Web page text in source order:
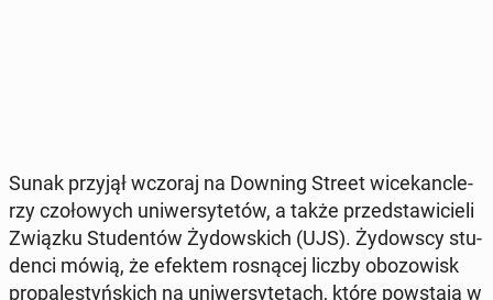
Sunak przyjął wczoraj na Downing Street wi­ce­kanc­le­
rzy czo­ło­wych uni­wer­sy­te­tów, a także przed­sta­wi­cie­li
Związku Stu­den­tów Ży­dow­skich (UJS). Ży­dow­scy stu­
den­ci mówią, że efektem ro­sną­cej liczby obo­zo­wisk
pro­pa­le­styń­skich na uni­wer­sy­te­tach, które po­wsta­ją w